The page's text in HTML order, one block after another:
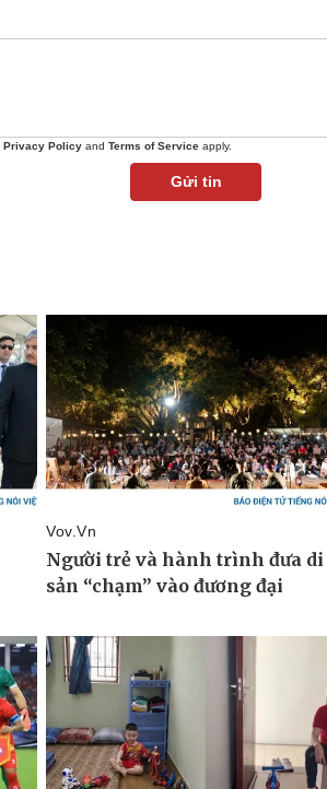
Privacy Policy and Terms of Service apply.
Gửi tin